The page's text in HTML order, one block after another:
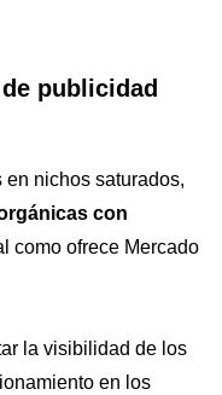
publicidad
en nichos saturados,
con
como ofrece Mercado
la visibilidad de los
en los